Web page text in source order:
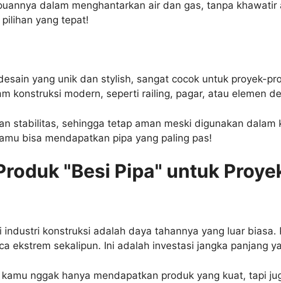
dalam menghantarkan air dan gas, tanpa
yang tepat!
yang unik dan stylish, sangat cocok untuk proyek-
konstruksi modern, seperti railing, pagar, atau elemen
stabilitas, sehingga tetap aman meski digunakan dalam
bisa mendapatkan pipa yang paling pas!
"Besi Pipa" untuk
konstruksi adalah daya tahannya yang luar
ekstrem sekalipun. Ini adalah investasi jangka panjang
nggak hanya mendapatkan produk yang kuat, tapi